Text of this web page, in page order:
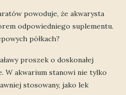
powoduje, że akwarysta
odpowiedniego suplementu.
półkach?
proszek o doskonałej
W akwarium stanowi nie tylko
stosowany, jako lek